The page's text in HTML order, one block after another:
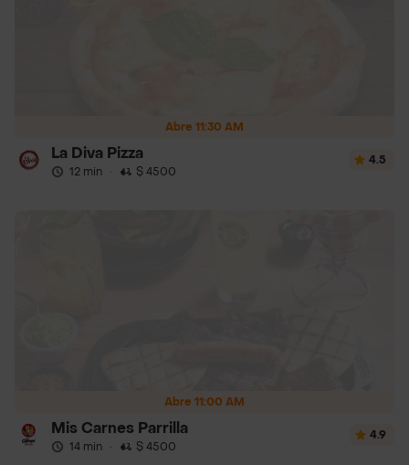
Abre 11:30 AM
La Diva Pizza
12 min · $ 4500
4.5
Abre 11:00 AM
Mis Carnes Parrilla
14 min · $ 4500
4.9